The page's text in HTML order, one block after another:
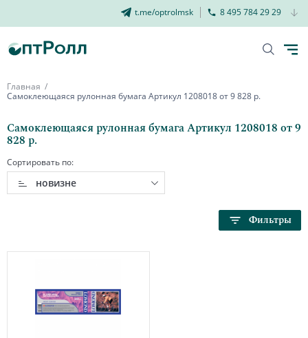
t.me/optrolmsk 8 495 784 29 29
Главная
Самоклеющаяся рулонная бумага Артикул 1208018 от 9 828 р.
Самоклеющаяся рулонная бумага Артикул 1208018 от 9
828 р.
Сортировать по:
новизне
Фильтры